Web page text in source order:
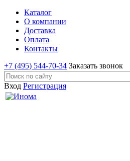
Каталог
О компании
Доставка
Оплата
Контакты
+7 (495) 544-70-34 Заказать звонок
Вход Регистрация